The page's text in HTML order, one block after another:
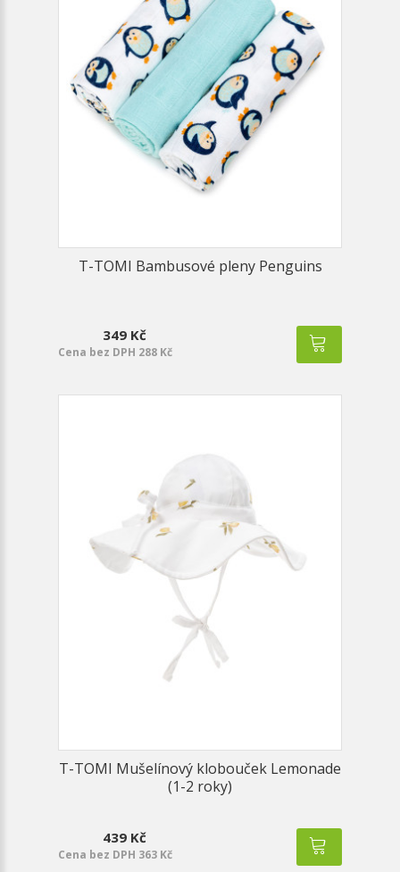
T-TOMI Bambusové pleny Penguins
349 Kč
Cena bez DPH 288 Kč
T-TOMI Mušelínový klobouček Lemonade
(1-2 roky)
439 Kč
Cena bez DPH 363 Kč